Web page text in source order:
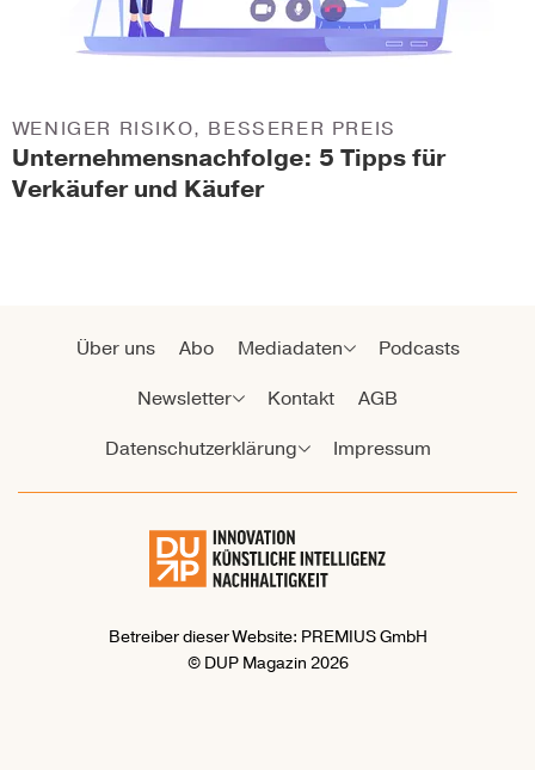
Unternehmensnachfolge: 5 Tipps für
Verkäufer und Käufer
WENIGER RISIKO, BESSERER PREIS
Über uns Abo Mediadaten
Podcasts
Newsletter
Kontakt
AGB
Datenschutzerklärung
Impressum
Betreiber dieser Website: PREMIUS GmbH
© DUP Magazin 2026